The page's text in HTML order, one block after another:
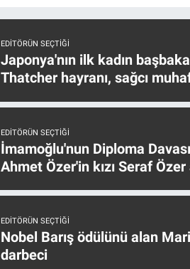
EDITÖRÜN SEÇTIĞI
Japonya'nın ilk kadın
Thatcher hayranı, sağcı
EDITÖRÜN SEÇTIĞI
İmamoğlu'nun Diploma
Ahmet Özer'in kızı Seraf Özer
EDITÖRÜN SEÇTIĞI
Nobel Barış ödülünü alan
darbeci